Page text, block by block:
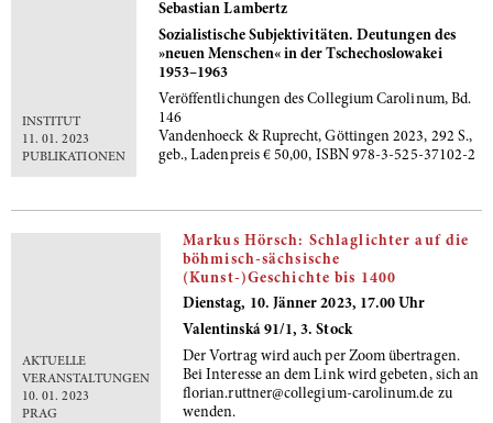
INSTITUT
11. 01. 2023
PUBLIKATIONEN
Sebastian Lambertz
Sozialistische Subjektivitäten. Deutungen des
»neuen Menschen« in der Tschechoslowakei
1953–1963
Veröffentlichungen des Collegium Carolinum, Bd.
146
Vandenhoeck & Ruprecht, Göttingen 2023, 292 S.,
geb., Ladenpreis € 50,00, ISBN 978-3-525-37102-2
AKTUELLE
VERANSTALTUNGEN
10. 01. 2023
PRAG
Markus Hörsch: Schlaglichter auf die
böhmisch-sächsische
(Kunst-)Geschichte bis 1400
Dienstag, 10. Jänner 2023, 17.00 Uhr
Valentinská 91/1, 3. Stock
Der Vortrag wird auch per Zoom übertragen.
Bei Interesse an dem Link wird gebeten, sich an
florian.ruttner@collegium-carolinum.de zu
wenden.